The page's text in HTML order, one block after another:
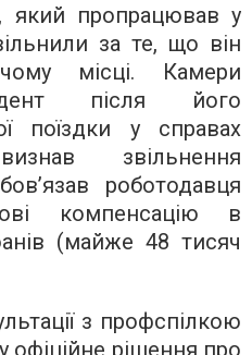
який пропрацював у
за те, що він
місці. Камери
після його
поїздки у справах
звільнення
роботодавця
компенсацію в
(майже 48 тисяч
з профспілкою
офіційне рішення про